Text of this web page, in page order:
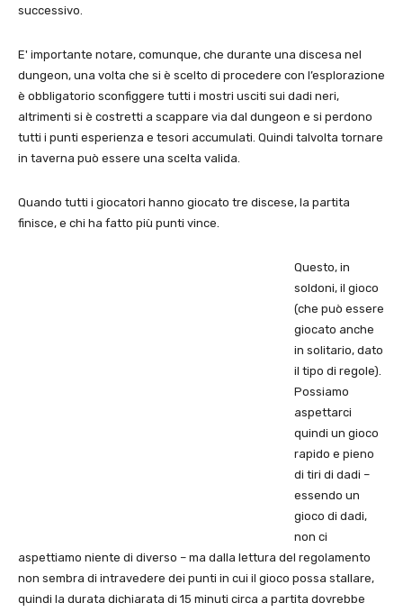
successivo.
E' importante notare, comunque, che durante una discesa nel
dungeon, una volta che si è scelto di procedere con l’esplorazione
è obbligatorio sconfiggere tutti i mostri usciti sui dadi neri,
altrimenti si è costretti a scappare via dal dungeon e si perdono
tutti i punti esperienza e tesori accumulati. Quindi talvolta tornare
in taverna può essere una scelta valida.
Quando tutti i giocatori hanno giocato tre discese, la partita
finisce, e chi ha fatto più punti vince.
Questo, in
soldoni, il gioco
(che può essere
giocato anche
in solitario, dato
il tipo di regole).
Possiamo
aspettarci
quindi un gioco
rapido e pieno
di tiri di dadi –
essendo un
gioco di dadi,
non ci
aspettiamo niente di diverso – ma dalla lettura del regolamento
non sembra di intravedere dei punti in cui il gioco possa stallare,
quindi la durata dichiarata di 15 minuti circa a partita dovrebbe